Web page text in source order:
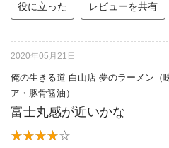
役に立った レビューを共有
2020年05月21日
俺の生きる道 白山店 夢のラーメン（
ア・豚骨醤油）
富士丸感が近いかな